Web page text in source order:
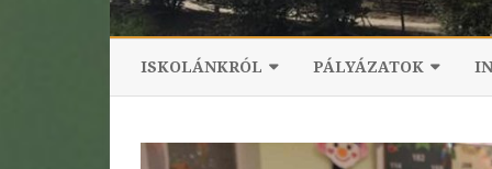
ISKOLÁNKRÓL
ISKOLAI DOKUMENTUMOK HÁZIREND
PÁLYÁZATOK
BENNÜNK ÉS SEGÍTÜNK!”